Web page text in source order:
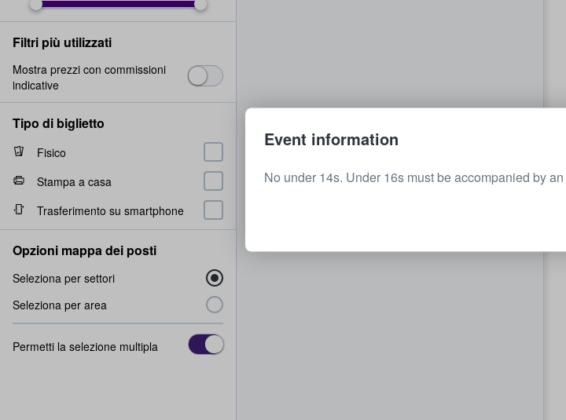
Filtri più utilizzati
Mostra prezzi con commissioni
indicative
Tipo di biglietto
Fisico
Stampa a casa
Trasferimento su smartphone
Opzioni mappa dei posti
Seleziona per settori
Seleziona per area
Permetti la selezione multipla
Event information
No under 14s. Under 16s must be accompanied by